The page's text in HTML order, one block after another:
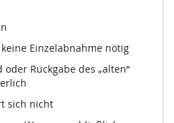
Einzelabnahme nötig
Rückgabe des „alten“
sich nicht